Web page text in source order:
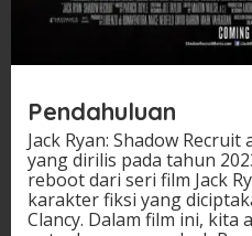
Pendahuluan
Jack Ryan: Shadow
yang dirilis pada tahun
reboot dari seri film Jack
karakter fiksi yang
Clancy. Dalam film ini, kita